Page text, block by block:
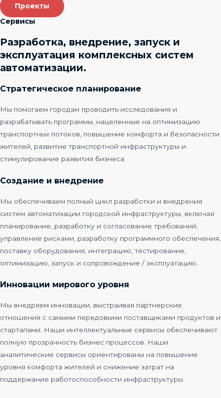
Проекты
Сервисы​
Разработка, внедрение, запуск и
эксплуатация комплексных систем
автоматизации.​
Стратегическое планирование
Мы помогаем городам проводить исследования и
разрабатывать программы, нацеленные на оптимизацию
транспортных потоков, повышение комфорта и безопасности
жителей, развитие транспортной инфраструктуры и
стимулирование развития бизнеса
Создание и внедрение
Мы обеспечиваем полный цикл разработки и внедрения
систем автоматизации городской инфраструктуры, включая
планирование, разработку и согласование требований,
управление рисками, разработку программного обеспечения,
поставку оборудования, интеграцию, тестирование,
оптимизацию, запуск и сопровождение / эксплуатацию.​
Инновации мирового уровня
Мы внедряем инновации, выстраивая партнерские
отношения с самыми передовыми поставщиками продуктов и
стартапами. Наши интеллектуальные сервисы обеспечивают
полную прозрачность бизнес процессов. Наши
аналитические сервисы ориентированы на повышение
уровня комфорта жителей и снижение затрат на
поддержание работоспособности инфраструктуры.